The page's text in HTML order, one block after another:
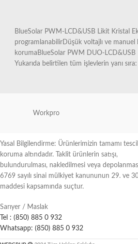
BlueSolar PWM-LCD&USB Likit Kristal
programlanabilirDüşük voltajlı ve manuel
korumaBlueSolar PWM DUO-LCD&USB
Yukarıda belirtilen tüm işlevlerin yanı
Workpro
Yasal Bilgilendirme: Ürünlerimizin tamamı
koruma altındadır. Taklit ürünlerin satışı,
bulundurulması, nakledilmesi veya
6769 sayılı sinai mülkiyet kanununun 29. ve
maddesi kapsamında suçtur.
Sarıyer / Maslak
Tel : (850) 885 0 932
Whatsapp: (850) 885 0 932